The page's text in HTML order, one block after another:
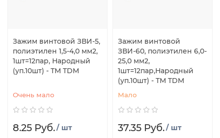
Зажим винтовой ЗВИ-5,
полиэтилен 1,5-4,0 мм2,
1шт=12пар, Народный
(уп.10шт) - ТМ TDM
Очень мало
8.25 Руб./ шт
Зажим винтовой
ЗВИ-60, полиэтилен 6,0-
25,0 мм2,
1шт=12пар,Народный
(уп.10шт) - ТМ TDM
Мало
37.35 Руб./ шт